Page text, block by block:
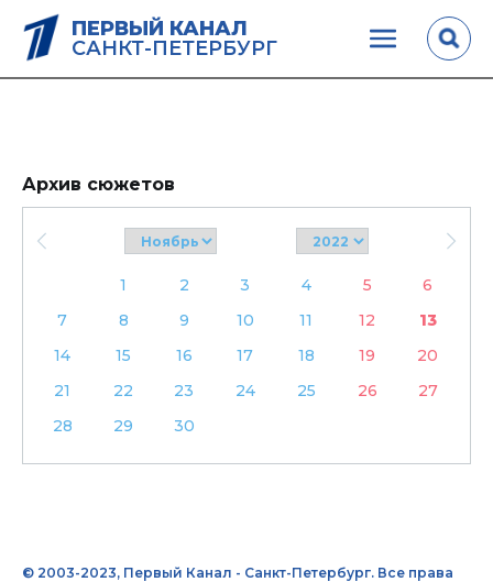
ПЕРВЫЙ КАНАЛ
САНКТ-ПЕТЕРБУРГ
Архив сюжетов
1 2 3 4 5
6
7
8 9 10 11 12
13
14
15 16 17 18 19
20
21
22 23 24 25 26
27
28
29 30
© 2003-2023, Первый Канал - Санкт-Петербург. Все права